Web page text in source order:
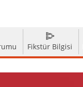
Fikstür Bilgisi